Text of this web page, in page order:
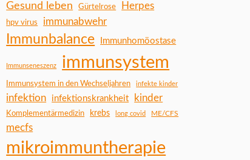
Gesund leben Gürtelrose Herpes
hpv virus immunabwehr
Immunbalance Immunhomöostase
Immunseneszenz immunsystem
Immunsystem in den Wechseljahren infekte kinder
infektion infektionskrankheit kinder
Komplementärmedizin krebs long covid ME/CFS
mecfs
mikroimmuntherapie